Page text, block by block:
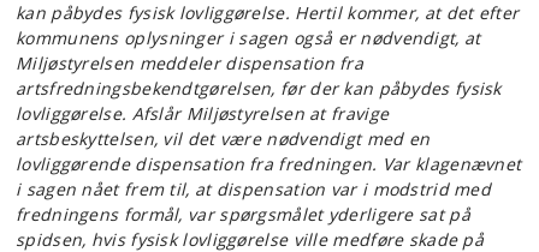
kan påbydes fysisk lovliggørelse. Hertil kommer, at det efter
kommunens oplysninger i sagen også er nødvendigt, at
Miljøstyrelsen meddeler dispensation fra
artsfredningsbekendtgørelsen, før der kan påbydes fysisk
lovliggørelse. Afslår Miljøstyrelsen at fravige
artsbeskyttelsen, vil det være nødvendigt med en
lovliggørende dispensation fra fredningen. Var klagenævnet
i sagen nået frem til, at dispensation var i modstrid med
fredningens formål, var spørgsmålet yderligere sat på
spidsen, hvis fysisk lovliggørelse ville medføre skade på